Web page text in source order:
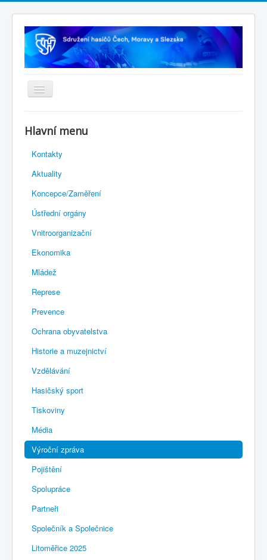
Rejstřík sportu
Novelizace Stanov SH ČMS
Plán činnosti 2026
Kalendář akcí
Výhody pro členy
Portál REDENOX
Hlavní menu
Kontakty
Aktuality
Koncepce/Zaměření
Ústřední orgány
Vnitroorganizační
Ekonomika
Mládež
Represe
Prevence
Ochrana obyvatelstva
Historie a muzejnictví
Vzdělávání
Hasičský sport
Tiskoviny
Média
Výroční zpráva
Pojištění
Spolupráce
Partneři
Společník a Společnice
Litoměřice 2025